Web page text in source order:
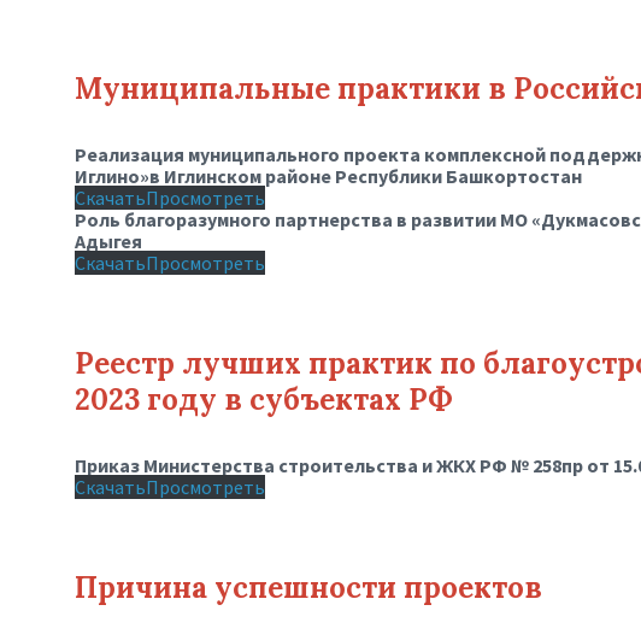
Муниципальные практики в
Реализация муниципального проекта комплексной
Иглино»в Иглинском районе Республики Башкортостан
СкачатьПросмотреть
Роль благоразумного партнерства в развитии МО
Адыгея
СкачатьПросмотреть
Реестр лучших практик по
2023 году в субъектах РФ
Приказ Министерства строительства и ЖКХ РФ № 258пр от
СкачатьПросмотреть
Причина успешности проектов